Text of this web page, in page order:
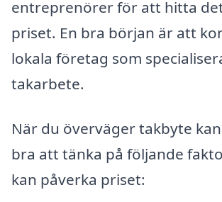
entreprenörer för att hitta
priset. En bra början är att
lokala företag som
takarbete.
När du överväger takbyte
bra att tänka på följande
kan påverka priset: